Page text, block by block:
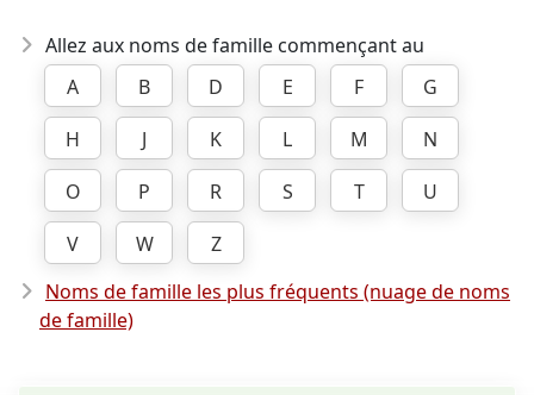
Allez aux noms de famille commençant au
A
B D E F
G
H
J K L M
N
O
P R S T
U
V
W
Z
Noms de famille les plus fréquents (nuage de noms
de famille)